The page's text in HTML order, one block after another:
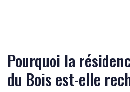
Pourquoi la
du Bois est-elle